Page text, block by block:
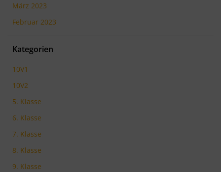
März 2023
Februar 2023
Kategorien
10V1
10V2
5. Klasse
6. Klasse
7. Klasse
8. Klasse
9. Klasse